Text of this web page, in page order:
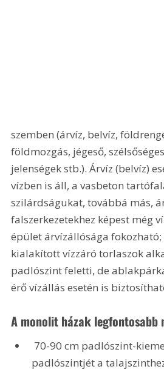
szemben (árvíz, belvíz,
földmozgás, jégeső,
jelenségek stb.). Árvíz (belvíz)
vízben is áll, a vasbeton
szilárdságukat, továbbá más,
falszerkezetekhez képest még
épület árvízállósága
kialakított vízzáró torlaszok
padlószint feletti, de
érő vízállás esetén is
A monolit házak legfontosabb
padlószintjét a